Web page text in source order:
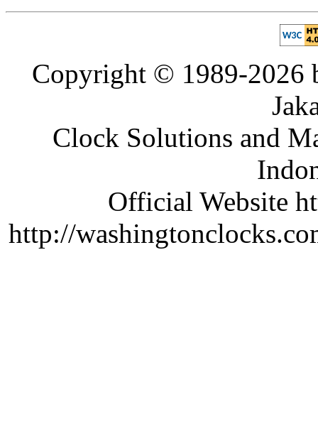
Copyright © 1989-2026
Clock Solutions and
Official Website
http://